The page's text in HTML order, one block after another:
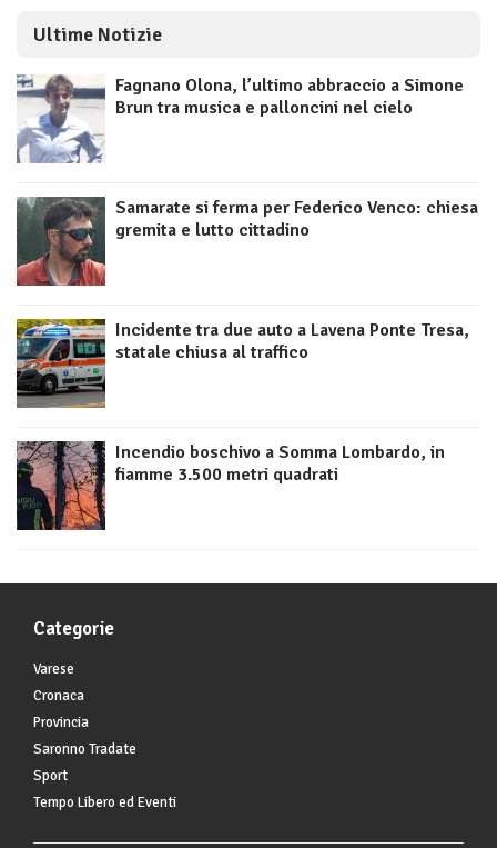
Ultime Notizie
Fagnano Olona, l’ultimo abbraccio a Simone
Brun tra musica e palloncini nel cielo
Samarate si ferma per Federico Venco: chiesa
gremita e lutto cittadino
Incidente tra due auto a Lavena Ponte Tresa,
statale chiusa al traffico
Incendio boschivo a Somma Lombardo, in
fiamme 3.500 metri quadrati
Categorie
Varese
Cronaca
Provincia
Saronno Tradate
Sport
Tempo Libero ed Eventi